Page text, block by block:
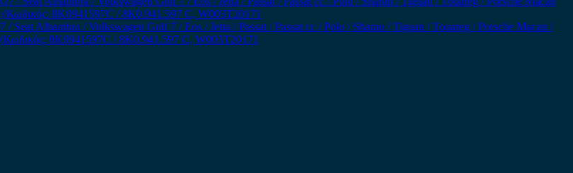
Alhambra / Volkswagen Golf 7 / Eos / Jetta / Passat / Passat cc / Polo / Sharan / Tiguan / Touareg / Porsche Macan /
8K0941597C / 8K0.941.597 C, W003T20171